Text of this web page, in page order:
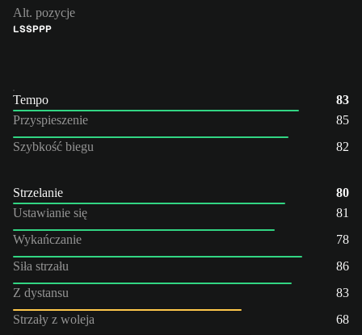
Alt. pozycje
LSŚPPP
Tempo
83
Przyspieszenie
85
Szybkość biegu
82
Strzelanie
80
Ustawianie się
81
Wykańczanie
78
Siła strzału
86
Z dystansu
83
Strzały z woleja
68